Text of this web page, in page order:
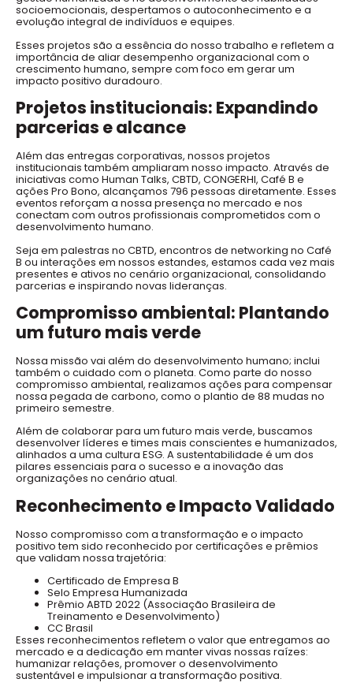
socioemocionais, despertamos o autoconhecimento e a
evolução integral de indivíduos e equipes.
Esses projetos são a essência do nosso trabalho e refletem a
importância de aliar desempenho organizacional com o
crescimento humano, sempre com foco em gerar um
impacto positivo duradouro.
Projetos institucionais: Expandindo
parcerias e alcance
Além das entregas corporativas, nossos projetos
institucionais também ampliaram nosso impacto. Através de
iniciativas como Human Talks, CBTD, CONGERHI, Café B e
ações Pro Bono, alcançamos 796 pessoas diretamente. Esses
eventos reforçam a nossa presença no mercado e nos
conectam com outros profissionais comprometidos com o
desenvolvimento humano.
Seja em palestras no CBTD, encontros de networking no Café
B ou interações em nossos estandes, estamos cada vez mais
presentes e ativos no cenário organizacional, consolidando
parcerias e inspirando novas lideranças.
Compromisso ambiental: Plantando
um futuro mais verde
Nossa missão vai além do desenvolvimento humano; inclui
também o cuidado com o planeta. Como parte do nosso
compromisso ambiental, realizamos ações para compensar
nossa pegada de carbono, como o plantio de 88 mudas no
primeiro semestre.
Além de colaborar para um futuro mais verde, buscamos
desenvolver líderes e times mais conscientes e humanizados,
alinhados a uma cultura ESG. A sustentabilidade é um dos
pilares essenciais para o sucesso e a inovação das
organizações no cenário atual.
Reconhecimento e Impacto Validado
Nosso compromisso com a transformação e o impacto
positivo tem sido reconhecido por certificações e prêmios
que validam nossa trajetória:
Certificado de Empresa B
Selo Empresa Humanizada
Prêmio ABTD 2022 (Associação Brasileira de
Treinamento e Desenvolvimento)
CC Brasil
Esses reconhecimentos refletem o valor que entregamos ao
mercado e a dedicação em manter vivas nossas raízes:
humanizar relações, promover o desenvolvimento
sustentável e impulsionar a transformação positiva.